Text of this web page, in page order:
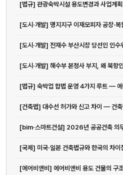
[법규] 관광숙박시설 용도변경과 사업계
[건축법] 대수선 허가와 신고 차이 — 건축
[국제] 미국·일본 건축법규와 한국의 차이
[에어비앤비] 에어비앤비 용도 건물의 구